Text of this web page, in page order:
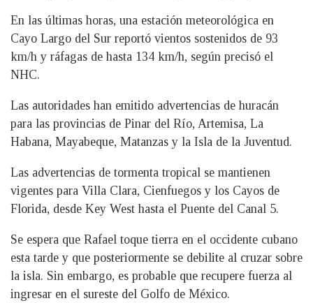
En las últimas horas, una estación meteorológica en
Cayo Largo del Sur reportó vientos sostenidos de 93
km/h y ráfagas de hasta 134 km/h, según precisó el
NHC.
Las autoridades han emitido advertencias de huracán
para las provincias de Pinar del Río, Artemisa, La
Habana, Mayabeque, Matanzas y la Isla de la Juventud.
Las advertencias de tormenta tropical se mantienen
vigentes para Villa Clara, Cienfuegos y los Cayos de
Florida, desde Key West hasta el Puente del Canal 5.
Se espera que Rafael toque tierra en el occidente cubano
esta tarde y que posteriormente se debilite al cruzar sobre
la isla. Sin embargo, es probable que recupere fuerza al
ingresar en el sureste del Golfo de México.